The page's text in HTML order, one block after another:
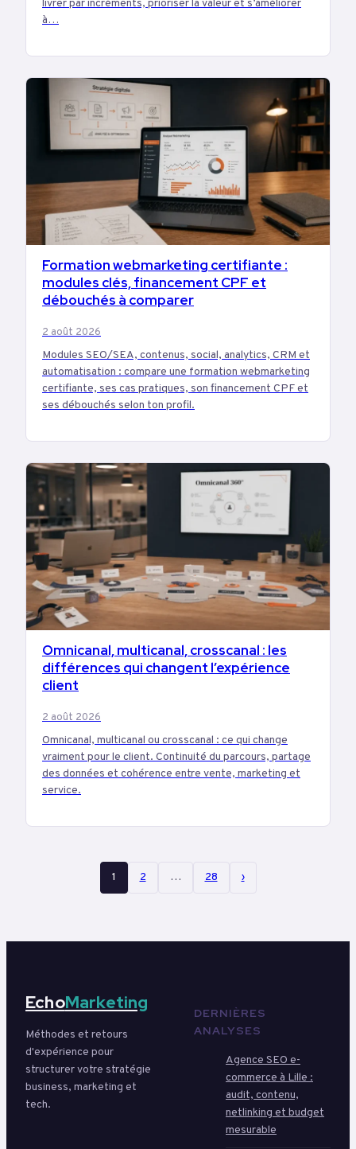
livrer par incréments, prioriser la valeur et s’améliorer
à…
MARKETING
Formation webmarketing certifiante :
modules clés, financement CPF et
débouchés à comparer
2 août 2026
Modules SEO/SEA, contenus, social, analytics, CRM et
automatisation : compare une formation webmarketing
certifiante, ses cas pratiques, son financement CPF et
ses débouchés selon ton profil.
MARKETING
Omnicanal, multicanal, crosscanal : les
différences qui changent l’expérience
client
2 août 2026
Omnicanal, multicanal ou crosscanal : ce qui change
vraiment pour le client. Continuité du parcours, partage
des données et cohérence entre vente, marketing et
service.
1 2 … 28 ›
EchoMarketing
Méthodes et retours
d'expérience pour
structurer votre stratégie
business, marketing et
tech.
DERNIÈRES
ANALYSES
Agence SEO e-
commerce à Lille :
audit, contenu,
netlinking et budget
mesurable